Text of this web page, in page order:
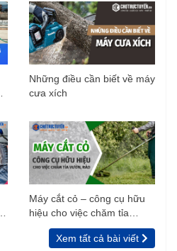
Những điều cần biết về máy
cưa xích
Máy cắt cỏ – công cụ hữu
hiệu cho việc chăm tỉa
vườn, rào
Xem tất cả bài viết